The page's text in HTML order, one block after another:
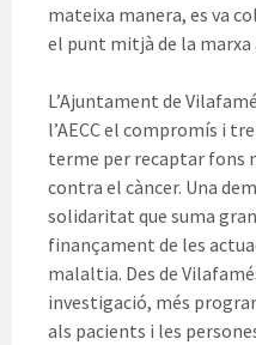
mateixa manera, es va
el punt mitjà de la marxa
L’Ajuntament de
l’AECC el compromís i
terme per recaptar fons
contra el càncer. Una
solidaritat que suma
finançament de les
malaltia. Des de
investigació, més
als pacients i les